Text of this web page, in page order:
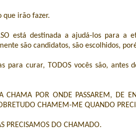
que irão fazer.
está destinada a ajudá-los para a
são candidatos, são escolhidos,
para curar, TODOS vocês são, antes
CHAMA POR ONDE PASSAREM, DE
CHAMEM-ME QUANDO
PRECISAMOS DO CHAMADO.